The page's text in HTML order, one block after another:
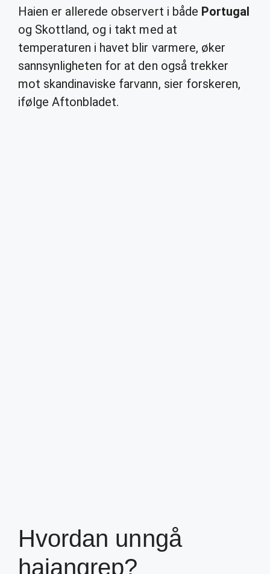
Haien er allerede observert i både Portugal
og Skottland, og i takt med at
temperaturen i havet blir varmere, øker
sannsynligheten for at den også trekker
mot skandinaviske farvann, sier forskeren,
ifølge Aftonbladet.
Hvordan unngå
haiangrep?